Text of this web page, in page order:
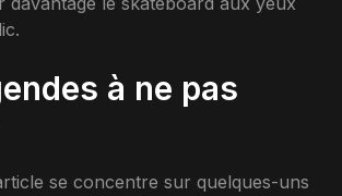
à ne pas
se concentre sur quelques-uns